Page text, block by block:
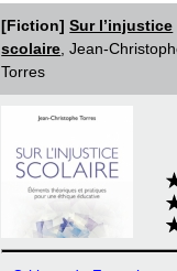
[Fiction]Sur l’injustice
scolaire , Jean-
Torres